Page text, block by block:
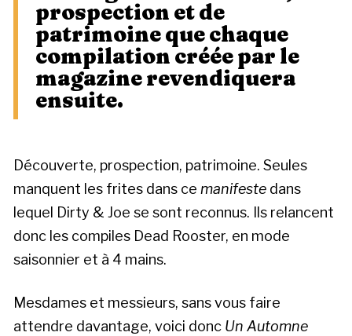
prospection et de
patrimoine que chaque
compilation créée par le
magazine revendiquera
ensuite.
Découverte, prospection, patrimoine. Seules
manquent les frites dans ce manifeste dans
lequel Dirty & Joe se sont reconnus. Ils relancent
donc les compiles Dead Rooster, en mode
saisonnier et à 4 mains.
Mesdames et messieurs, sans vous faire
attendre davantage, voici donc Un Automne